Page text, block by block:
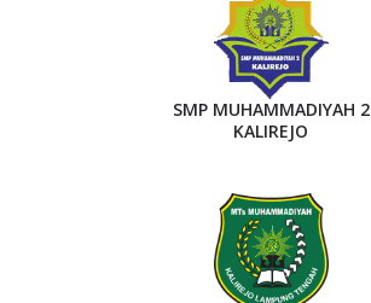
SMP MUHAMMADIYAH 2
KALIREJO